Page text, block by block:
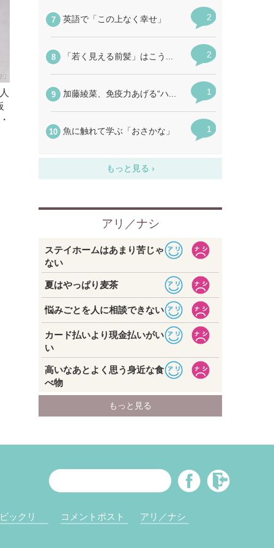
ビックリ コメントポスト アリ／ナシ